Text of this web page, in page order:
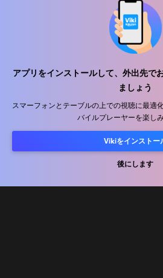
アプリをインストールして、外出先で
ましょう
スマーフォンとテーブルの上での視聴に最適
バイルプレーヤーを楽し
Vikiをインストー
後にします
ヘルプセンター